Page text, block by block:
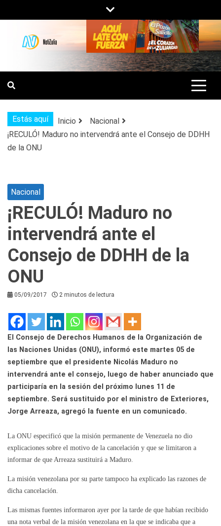
al
contenido
NOTIZULIA
NOTICIAS DEL ZULIA, VENEZUELA Y
DE INTERÉS GENERAL.
Estás aquí Inicio
Nacional
¡RECULÓ! Maduro no intervendrá ante el Consejo de DDHH
de la ONU
Nacional
¡RECULÓ! Maduro no
intervendrá ante el
Consejo de DDHH de la
ONU
05/09/2017 2 minutos de lectura
El Consejo de Derechos Humanos de la Organización de
las Naciones Unidas (ONU), informó este martes 05 de
septiembre que el presidente Nicolás Maduro no
intervendrá ante el consejo, luego de haber anunciado que
participaría en la sesión del próximo lunes 11 de
septiembre. Será sustituido por el ministro de Exteriores,
Jorge Arreaza, agregó la fuente en un comunicado.
La ONU especificó que la misión permanente de Venezuela no dio
explicaciones sobre el motivo de la cancelación y que se limitaron a
informar de que Arreaza sustituirá a Maduro.
La misión venezolana por su parte tampoco ha explicado las razones de
dicha cancelación.
Las mismas fuentes informaron ayer por la tarde de que habían recibido
una nota verbal de la misión venezolana en la que se indicaba que a